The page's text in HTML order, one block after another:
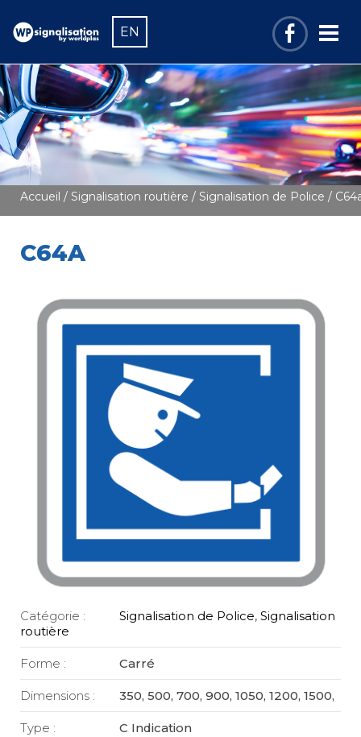
EN
Accueil / Signalisation routière / Signalisation de Police /
C64A
Catégorie : Signalisation de Police,Signalisation
routière
Forme : Carré
Dimensions : 350, 500, 700, 900, 1050, 1200, 1500,
Type : C Indication